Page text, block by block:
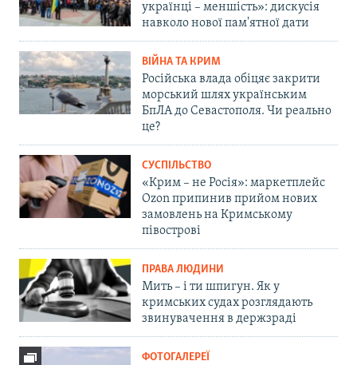
українці – меншість»: дискусія
навколо нової пам'ятної дати
ВІЙНА ТА КРИМ
Російська влада обіцяє закрити
морський шлях українським
БпЛА до Севастополя. Чи реально
це?
СУСПІЛЬСТВО
«Крим – не Росія»: маркетплейс
Ozon припинив прийом нових
замовлень на Кримському
півострові
ПРАВА ЛЮДИНИ
Мить – і ти шпигун. Як у
кримських судах розглядають
звинувачення в держзраді
ФОТОГАЛЕРЕЇ